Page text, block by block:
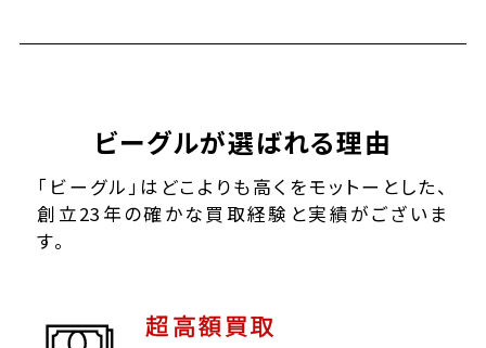
ビーグルが選ばれる理由
「ビーグル」はどこよりも高くをモットーとした、
創立23年の確かな買取経験と実績がございま
す。
超高額買取